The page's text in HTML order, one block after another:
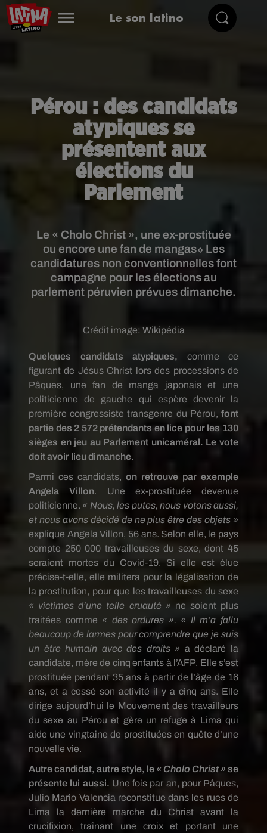
Le son latino
Pérou : des candidats
atypiques se
présentent aux
élections du
Parlement
Le « Cholo Christ », une ex-prostituée
ou encore une fan de mangas⬦ Les
candidatures non conventionnelles font
campagne pour les élections au
parlement péruvien prévues dimanche.
Crédit image: Wikipédia
Quelques candidats atypiques, comme ce
figurant de Jésus Christ lors des processions de
Pâques, une fan de manga japonais et une
politicienne de gauche qui espère devenir la
première congressiste transgenre du Pérou, font
partie des 2 572 prétendants en lice pour les 130
sièges en jeu au Parlement unicaméral. Le vote
doit avoir lieu dimanche.
Parmi ces candidats, on retrouve par exemple
Angela Villon. Une ex-prostituée devenue
politicienne. « Nous, les putes, nous votons aussi,
et nous avons décidé de ne plus être des objets »
explique Angela Villon, 56 ans. Selon elle, le pays
compte 250 000 travailleuses du sexe, dont 45
seraient mortes du Covid-19. Si elle est élue
précise-t-elle, elle militera pour la légalisation de
la prostitution, pour que les travailleuses du sexe
« victimes d’une telle cruauté » ne soient plus
traitées comme « des ordures ». « Il m’a fallu
beaucoup de larmes pour comprendre que je suis
un être humain avec des droits » a déclaré la
candidate, mère de cinq enfants à l’AFP. Elle s’est
prostituée pendant 35 ans à partir de l’âge de 16
ans, et a cessé son activité il y a cinq ans. Elle
dirige aujourd’hui le Mouvement des travailleurs
du sexe au Pérou et gère un refuge à Lima qui
aide une vingtaine de prostituées en quête d’une
nouvelle vie.
Autre candidat, autre style, le « Cholo Christ »se
présente lui aussi. Une fois par an, pour Pâques,
Julio Mario Valencia reconstitue dans les rues de
Lima la dernière marche du Christ avant la
crucifixion, traînant une croix et portant une